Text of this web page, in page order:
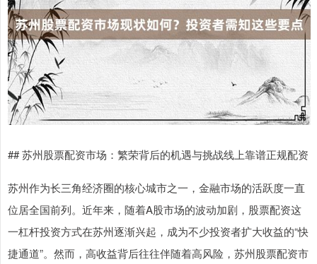
## 苏州股票配资市场：繁荣背后的机遇与挑战线上靠谱正规配资
苏州作为长三角经济圈的核心城市之一，金融市场的活跃度一直
位居全国前列。近年来，随着A股市场的波动加剧，股票配资这
一杠杆投资方式在苏州逐渐兴起，成为不少投资者扩大收益的“快
捷通道”。然而，高收益背后往往伴随着高风险，苏州股票配资市